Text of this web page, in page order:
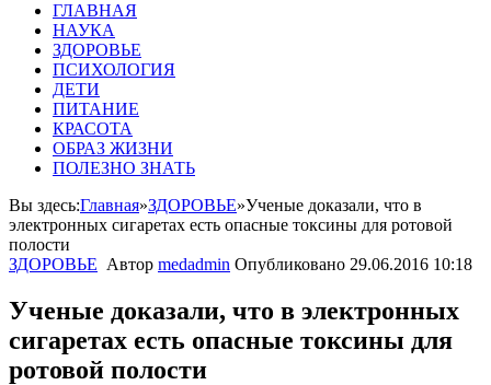
ГЛАВНАЯ
НАУКА
ЗДОРОВЬЕ
ПСИХОЛОГИЯ
ДЕТИ
ПИТАНИЕ
КРАСОТА
ОБРАЗ ЖИЗНИ
ПОЛЕЗНО ЗНАТЬ
Вы здесь:Главная»ЗДОРОВЬЕ»Ученые доказали, что в
электронных сигаретах есть опасные токсины для ротовой
полости
ЗДОРОВЬЕ Автор medadmin Опубликовано 29.06.2016 10:18
Ученые доказали, что в электронных
сигаретах есть опасные токсины для
ротовой полости